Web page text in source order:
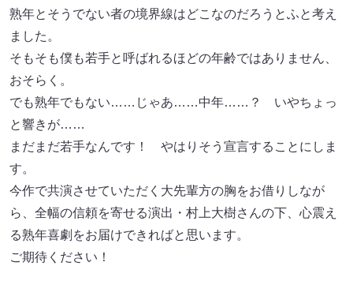
熟年とそうでない者の境界線はどこなのだろうとふと考え
ました。
そもそも僕も若手と呼ばれるほどの年齢ではありません、
おそらく。
でも熟年でもない……じゃあ……中年……？ いやちょっ
と響きが……
まだまだ若手なんです！ やはりそう宣言することにしま
す。
今作で共演させていただく大先輩方の胸をお借りしなが
ら、全幅の信頼を寄せる演出・村上大樹さんの下、心震え
る熟年喜劇をお届けできればと思います。
ご期待ください！